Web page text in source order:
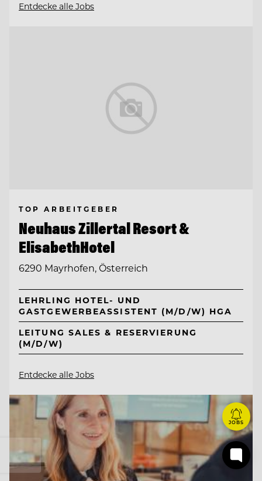
Entdecke alle Jobs
TOP ARBEITGEBER
Neuhaus Zillertal Resort &
ElisabethHotel
6290 Mayrhofen, Österreich
LEHRLING HOTEL- UND
GASTGEWERBEASSISTENT (M/D/W) HGA
LEITUNG SALES & RESERVIERUNG
(M/D/W)
Entdecke alle Jobs
JOBS